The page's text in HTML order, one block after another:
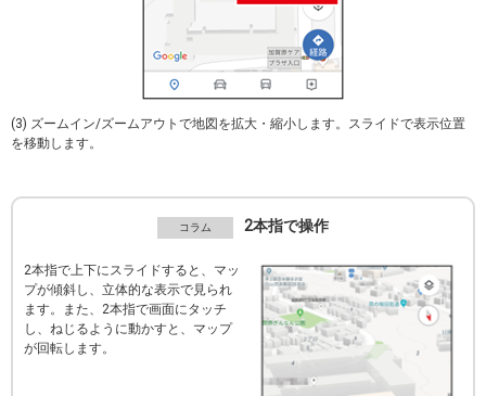
(3) ズームイン/ズームアウトで地図を拡大・縮小します。スライドで表示位置
を移動します。
2本指で操作
2本指で上下にスライドすると、マッ
プが傾斜し、立体的な表示で見られ
ます。また、2本指で画面にタッチ
し、ねじるように動かすと、マップ
が回転します。